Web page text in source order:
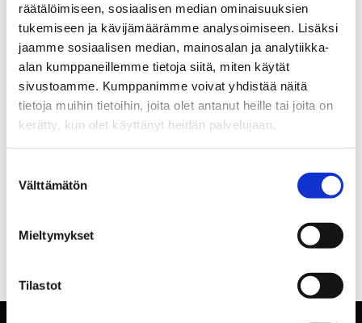
räätälöimiseen, sosiaalisen median ominaisuuksien
tukemiseen ja kävijämäärämme analysoimiseen. Lisäksi
jaamme sosiaalisen median, mainosalan ja analytiikka-
alan kumppaneillemme tietoja siitä, miten käytät
sivustoamme. Kumppanimme voivat yhdistää näitä
tietoja muihin tietoihin, joita olet antanut heille tai joita on
kerätty, kun olet käyttänyt heidän palvelujaan.
valinta
Välttämätön
Mieltymykset
Tilastot